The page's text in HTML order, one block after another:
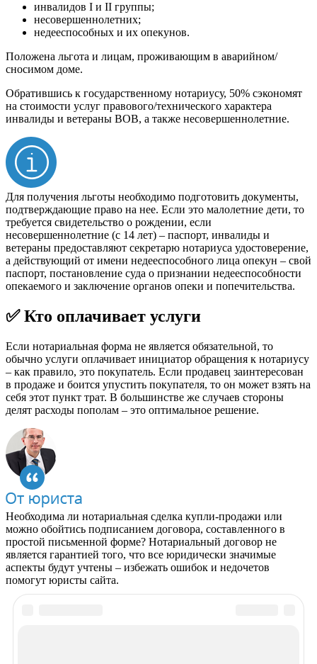
инвалидов I и II группы;
несовершеннолетних;
недееспособных и их опекунов.
Положена льгота и лицам, проживающим в аварийном/
сносимом доме.
Обратившись к государственному нотариусу, 50% сэкономят
на стоимости услуг правового/технического характера
инвалиды и ветераны ВОВ, а также несовершеннолетние.
Для получения льготы необходимо подготовить документы,
подтверждающие право на нее. Если это малолетние дети, то
требуется свидетельство о рождении, если
несовершеннолетние (с 14 лет) – паспорт, инвалиды и
ветераны предоставляют секретарю нотариуса удостоверение,
а действующий от имени недееспособного лица опекун – свой
паспорт, постановление суда о признании недееспособности
опекаемого и заключение органов опеки и попечительства.
✅ Кто оплачивает услуги
Если нотариальная форма не является обязательной, то
обычно услуги оплачивает инициатор обращения к нотариусу
– как правило, это покупатель. Если продавец заинтересован
в продаже и боится упустить покупателя, то он может взять на
себя этот пункт трат. В большинстве же случаев стороны
делят расходы пополам – это оптимальное решение.
Необходима ли нотариальная сделка купли-продажи или
можно обойтись подписанием договора, составленного в
простой письменной форме? Нотариальный договор не
является гарантией того, что все юридически значимые
аспекты будут учтены – избежать ошибок и недочетов
помогут юристы сайта.